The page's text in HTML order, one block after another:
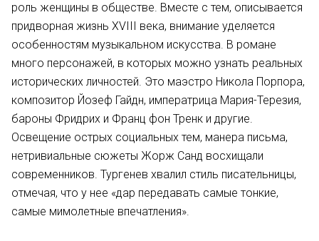
роль женщины в обществе. Вместе с тем, описывается
придворная жизнь XVIII века, внимание уделяется
особенностям музыкальном искусства. В романе
много персонажей, в которых можно узнать реальных
исторических личностей. Это маэстро Никола Порпора,
композитор Йозеф Гайдн, императрица Мария-Терезия,
бароны Фридрих и Франц фон Тренк и другие.
Освещение острых социальных тем, манера письма,
нетривиальные сюжеты Жорж Санд восхищали
современников. Тургенев хвалил стиль писательницы,
отмечая, что у нее «дар передавать самые тонкие,
самые мимолетные впечатления».